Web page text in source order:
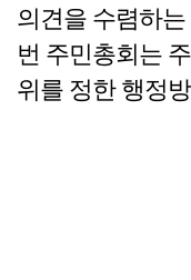
의견을 수렴하
번 주민총회는
위를 정한 행정